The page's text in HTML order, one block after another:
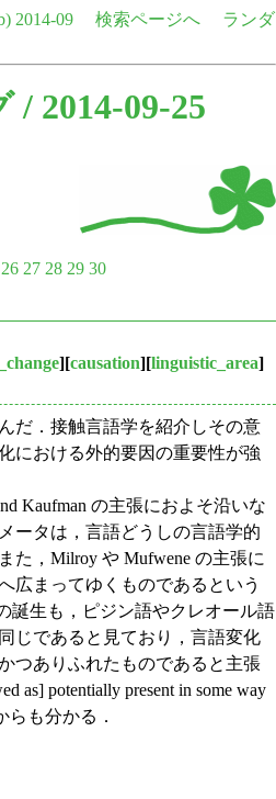
2014-09 検索ページへ
ランダ
/ 2014-09-25
26 27 28 29 30
][causation][linguistic_area]
だ．接触言語学を紹介しその意
における外的要因の重要性が強
Kaufman の主張におよそ沿いな
ータは，言語どうしの言語学的
た，Milroy や Mufwene の主張に
広まってゆくものであるという
誕生も，ピジン語やクレオール語
じであると見ており，言語変化
つありふれたものであると主張
as] potentially present in some way
らも分かる．